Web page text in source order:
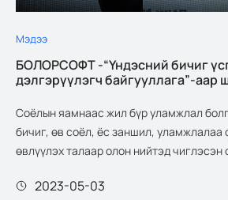
Мэдээ
БОЛОРСОФТ -“Үндэсний бичиг
дэлгэрүүлэгч байгууллага”-аар
Соёлын яамнаас жил бүр уламжлал
бичиг, өв соёл, ёс заншил, уламжлалаа
өвлүүлэх талаар олон нийтэд чиглэсэн
бичиг үсгийн баяр”-ын өдөр юм.
2023-05-03